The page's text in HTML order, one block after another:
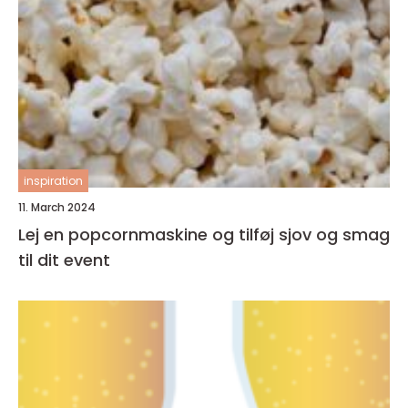
inspiration
11. March 2024
Lej en popcornmaskine og tilføj sjov og smag
til dit event